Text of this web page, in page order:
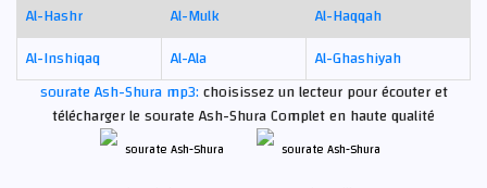
Al-Hashr
Al-Mulk
Al-Haqqah
Al-Inshiqaq
Al-Ala
Al-Ghashiyah
sourate Ash-Shura mp3:choisissez un lecteur pour écouter et
télécharger le sourate Ash-Shura Complet en haute qualité